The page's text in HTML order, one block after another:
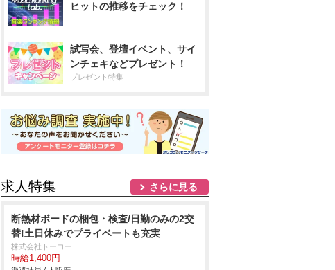
ヒットの推移をチェック！
試写会、登壇イベント、サイ
ンチェキなどプレゼント！
プレゼント特集
求人特集 さらに見る
断熱材ボードの梱包・検査/日勤のみの2交
替!土日休みでプライベートも充実
株式会社トーコー
時給1,400円